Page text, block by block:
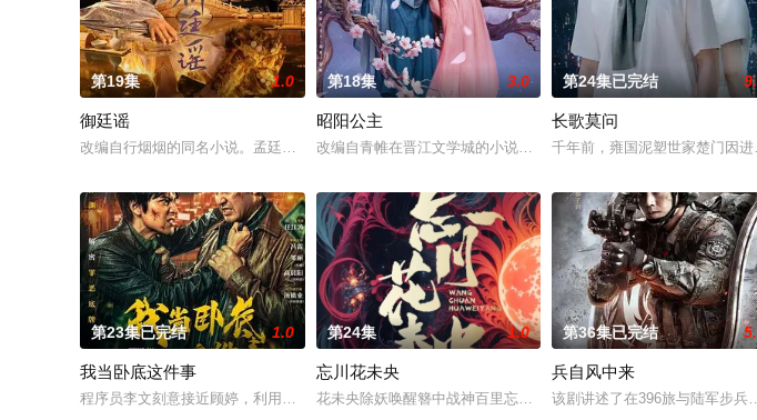
第19集 1.0
御廷谣
改编自行烟烟的同名小说。孟廷辉，大平王朝有史以来个以女子进士科三元及第入翰林院的奇女子。十年
第18集 3.0
昭阳公主
改编自青帷在晋江文学城的小说《平阳公主》。
第24集已完结
长歌莫问
千年前，雍国泥塑世家楚门因进
第23集已完结 1.0
我当卧底这件事
程序员李文刻意接近顾婷，利用顾炎女儿奴的属性，请求老炮儿顾炎带自己用程序员身份卧底电诈集团以
第24集 1.0
忘川花未央
花未央除妖唤醒簪中战神百里忘川元神，二人共感相连，一同寻仙草
第36集已完结
兵自风中来
该剧讲述了在396旅与陆军步兵